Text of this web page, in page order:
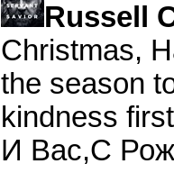
Russell
Christmas,
the season
kindness
И Вас,С